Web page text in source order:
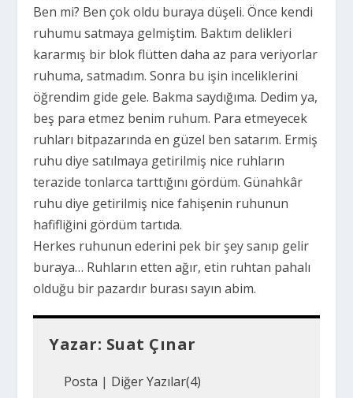
Ben mi? Ben çok oldu buraya düşeli. Önce kendi
ruhumu satmaya gelmiştim. Baktım delikleri
kararmış bir blok flütten daha az para veriyorlar
ruhuma, satmadım. Sonra bu işin inceliklerini
öğrendim gide gele. Bakma saydığıma. Dedim ya,
beş para etmez benim ruhum. Para etmeyecek
ruhları bitpazarında en güzel ben satarım. Ermiş
ruhu diye satılmaya getirilmiş nice ruhların
terazide tonlarca tarttığını gördüm. Günahkâr
ruhu diye getirilmiş nice fahişenin ruhunun
hafifliğini gördüm tartıda.
Herkes ruhunun ederini pek bir şey sanıp gelir
buraya… Ruhların etten ağır, etin ruhtan pahalı
olduğu bir pazardır burası sayın abim.
Yazar: Suat Çınar
Posta | Diğer Yazılar(4)